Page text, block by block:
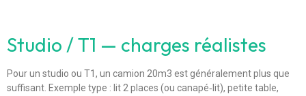
Studio / T1 — charges réalistes
Pour un studio ou T1, un camion 20m3 est généralement plus que
suffisant. Exemple type : lit 2 places (ou canapé‑lit), petite table,